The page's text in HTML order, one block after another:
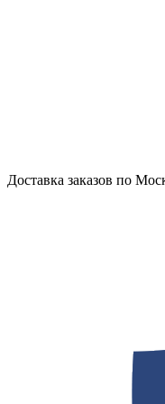
Доставка заказов по